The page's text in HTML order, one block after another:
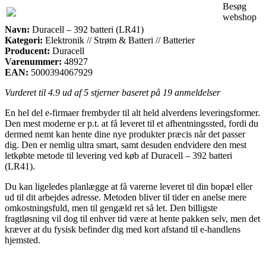
Besøg
webshop
Navn: Duracell – 392 batteri (LR41)
Kategori: Elektronik // Strøm & Batteri // Batterier
Producent: Duracell
Varenummer: 48927
EAN: 5000394067929
Vurderet til 4.9 ud af 5 stjerner baseret på 19 anmeldelser
En hel del e-firmaer frembyder til alt held alverdens leveringsformer.
Den mest moderne er p.t. at få leveret til et afhentningssted, fordi du
dermed nemt kan hente dine nye produkter præcis når det passer
dig. Den er nemlig ultra smart, samt desuden endvidere den mest
letkøbte metode til levering ved køb af Duracell – 392 batteri
(LR41).
Du kan ligeledes planlægge at få varerne leveret til din bopæl eller
ud til dit arbejdes adresse. Metoden bliver til tider en anelse mere
omkostningsfuld, men til gengæld ret så let. Den billigste
fragtløsning vil dog til enhver tid være at hente pakken selv, men det
kræver at du fysisk befinder dig med kort afstand til e-handlens
hjemsted.